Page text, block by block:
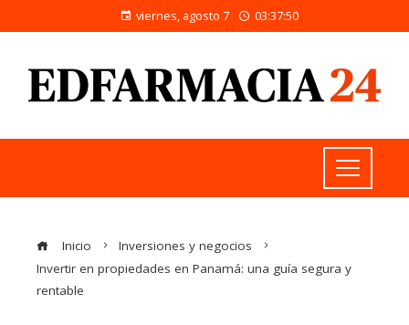
viernes, agosto 7 03:37:50
Inicio
Inversiones y negocios
Invertir en propiedades en Panamá: una guía segura y
rentable